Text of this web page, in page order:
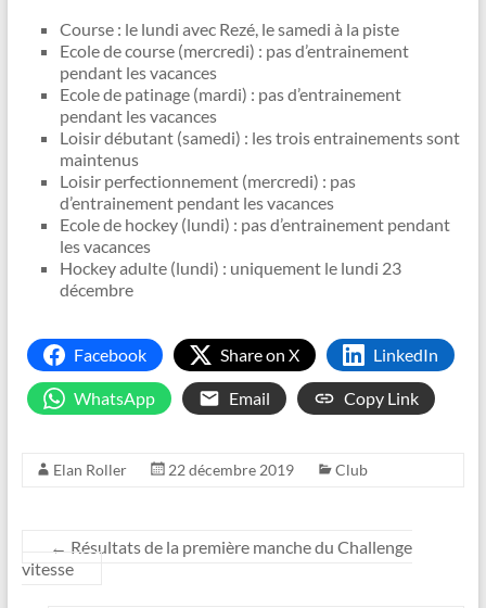
Course : le lundi avec Rezé, le samedi à la piste
Ecole de course (mercredi) : pas d’entrainement
pendant les vacances
Ecole de patinage (mardi) : pas d’entrainement
pendant les vacances
Loisir débutant (samedi) : les trois entrainements sont
maintenus
Loisir perfectionnement (mercredi) : pas
d’entrainement pendant les vacances
Ecole de hockey (lundi) : pas d’entrainement pendant
les vacances
Hockey adulte (lundi) : uniquement le lundi 23
décembre
Facebook Share on X LinkedIn
WhatsApp Email Copy Link
Elan Roller 22 décembre 2019 Club
← Résultats de la première manche du Challenge
vitesse